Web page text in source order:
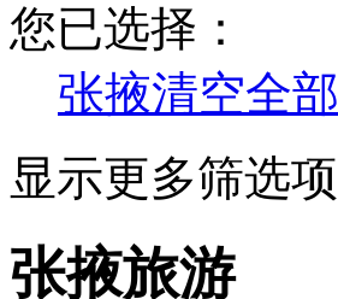
您已选择：
张掖清空全部
显示更多筛选项
张掖旅游